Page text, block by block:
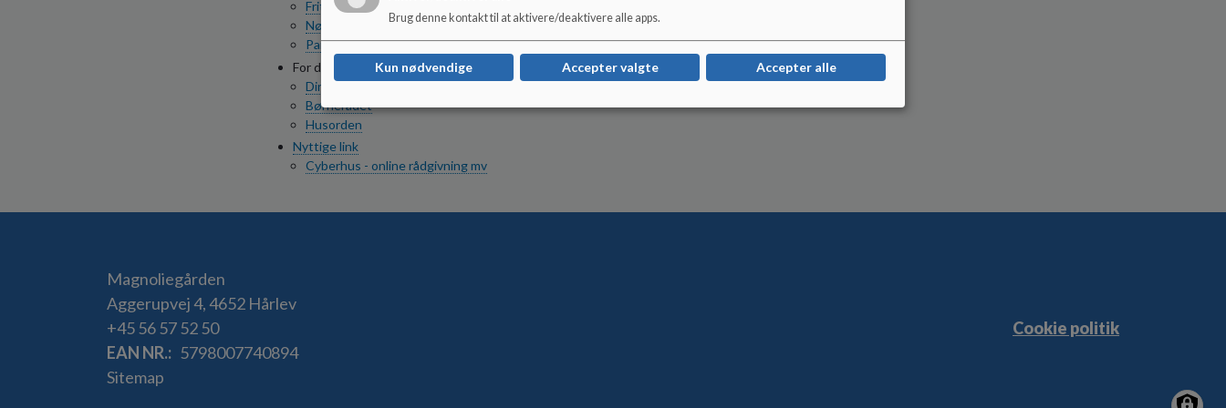
Fritagelse og fravær
Nøgletal og tilsyn
Partnerskabsaftale med Hotherskolen
For dig som er anbragt
Dine rettigheder som anbragt
Børnerådet
Husorden
Nyttige link
Cyberhus - online rådgivning mv
Magnoliegården
Aggerupvej 4, 4652 Hårlev
+45 56 57 52 50
EAN NR.
5798007740894
Sitemap
Cookie politik
Brug denne kontakt til at aktivere/deaktivere alle apps.
Kun nødvendige Accepter valgte Accepter alle